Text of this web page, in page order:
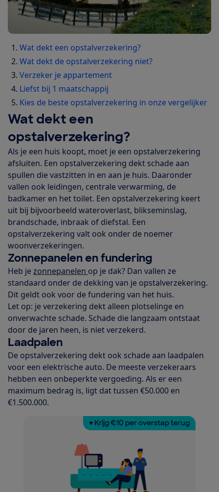
Wat dekt een opstalverzekering?
Wat dekt de opstalverzekering niet?
Verzeker je appartement
Liefst bij 1 maatschappij
Kies de beste opstalverzekering in onze vergelijker
Wat dekt een
opstalverzekering?
Als je een huis koopt, moet je een opstalverzekering
afsluiten. Een opstalverzekering dekt schade aan
spullen die vastzitten in en aan je huis. Daaronder
vallen ook leidingen, centrale verwarming, de
badkamer en het toilet. Een opstalverzekering keert
uit bij bijvoorbeeld wateroverlast, blikseminslag,
brandschade, inbraak of diefstal. Een
opstalverzekering valt ook onder de noemer
woonverzekeringen.
Zonnepanelen en fundering
Heb jezonnepanelen op je dak? Dan vallen ze
standaard onder de dekking van je opstalverzekering.
Dit geldt ook voor de fundering van het huis.
Let op: je verzekering dekt alleen plotselinge en
onverwachte schade. Schade die langzaam ontstaat
door de jaren heen, is niet verzekerd.
Laadpalen
De opstalverzekering dekt ook schade aan laadpalen
voor een elektrische auto. De meeste verzekeraars
hebben een onbeperkte vergoeding. Als er een
maximum bedrag is, ligt dat tussen €50.000 en
€1.500.000.
♥ Krijg €10 per overstap terug